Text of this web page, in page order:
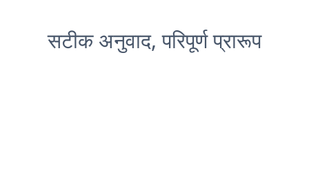
सटीक अनुवाद, परिपूर्ण प्रारूप